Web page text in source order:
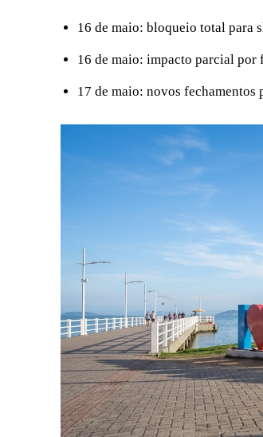
16 de maio: bloqueio total para
16 de maio: impacto parcial por
17 de maio: novos fechamentos